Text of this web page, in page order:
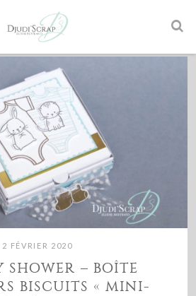
2 FÉVRIER 2020
SHOWER – BOÎTE
BISCUITS « MINI-